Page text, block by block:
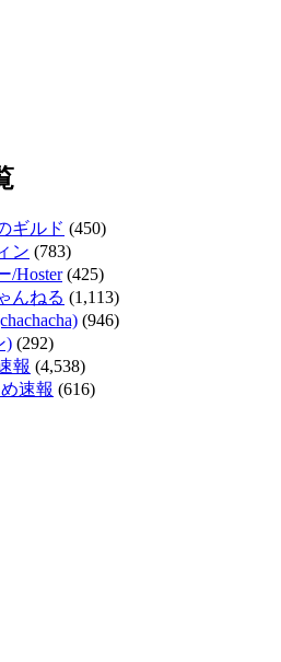
ギルド (450)
ン (783)
/Hoster(425)
んねる (1,113)
(946)
) (292)
報 (4,538)
速報 (616)